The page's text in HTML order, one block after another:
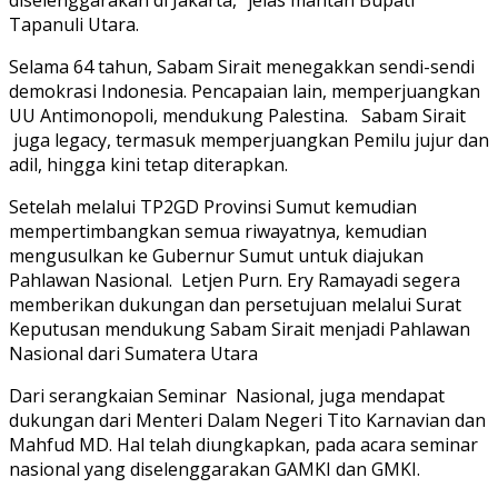
Tapanuli Utara.
Selama 64 tahun, Sabam Sirait menegakkan sendi-sendi
demokrasi Indonesia. Pencapaian lain, memperjuangkan
UU Antimonopoli, mendukung Palestina. Sabam Sirait
juga legacy, termasuk memperjuangkan Pemilu jujur dan
adil, hingga kini tetap diterapkan.
Setelah melalui TP2GD Provinsi Sumut kemudian
mempertimbangkan semua riwayatnya, kemudian
mengusulkan ke Gubernur Sumut untuk diajukan
Pahlawan Nasional. Letjen Purn. Ery Ramayadi segera
memberikan dukungan dan persetujuan melalui Surat
Keputusan mendukung Sabam Sirait menjadi Pahlawan
Nasional dari Sumatera Utara
Dari serangkaian Seminar Nasional, juga mendapat
dukungan dari Menteri Dalam Negeri Tito Karnavian dan
Mahfud MD. Hal telah diungkapkan, pada acara seminar
nasional yang diselenggarakan GAMKI dan GMKI.